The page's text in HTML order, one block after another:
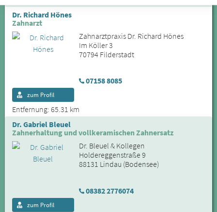
Dr. Richard Hönes
Zahnarzt
Zahnarztpraxis Dr. Richard Hönes
Im Köller 3
70794 Filderstadt
07158 8085
Entfernung: 65.31 km
zum Profil
Dr. Gabriel Bleuel
Zahnerhaltung und vollkeramischen Zahnersatz
Dr. Bleuel & Kollegen
Holdereggenstraße 9
88131 Lindau (Bodensee)
08382 2776074
zum Profil